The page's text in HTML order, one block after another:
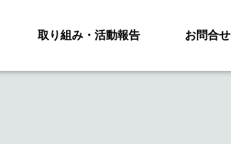
取り組み・活動報告 お問合せ